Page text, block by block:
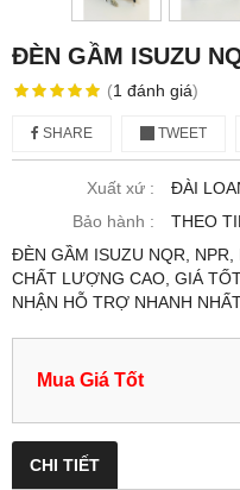
ĐÈN GẦM ISUZU
(1 đánh giá)
SHARE TWEET
Xuất xứ :
ĐÀI
Bảo hành :
THEO
ĐÈN GẦM ISUZU NQR, NPR,
CHẤT LƯỢNG CAO, GIÁ
NHẬN HỖ TRỢ NHANH
Mua Giá Tốt
CHI TIẾT